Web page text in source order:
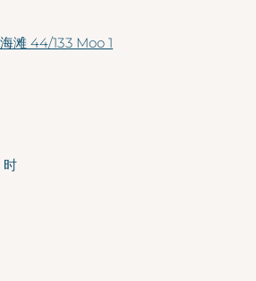
滩 44/133 Moo 1
时